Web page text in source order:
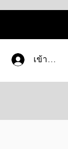
เข้าสู่ระบบ